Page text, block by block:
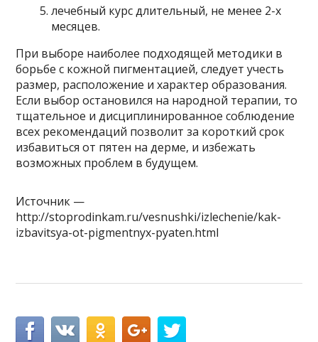
лечебный курс длительный, не менее 2-х
месяцев.
При выборе наиболее подходящей методики в
борьбе с кожной пигментацией, следует учесть
размер, расположение и характер образования.
Если выбор остановился на народной терапии, то
тщательное и дисциплинированное соблюдение
всех рекомендаций позволит за короткий срок
избавиться от пятен на дерме, и избежать
возможных проблем в будущем.
Источник —
http://stoprodinkam.ru/vesnushki/izlechenie/kak-
izbavitsya-ot-pigmentnyx-pyaten.html